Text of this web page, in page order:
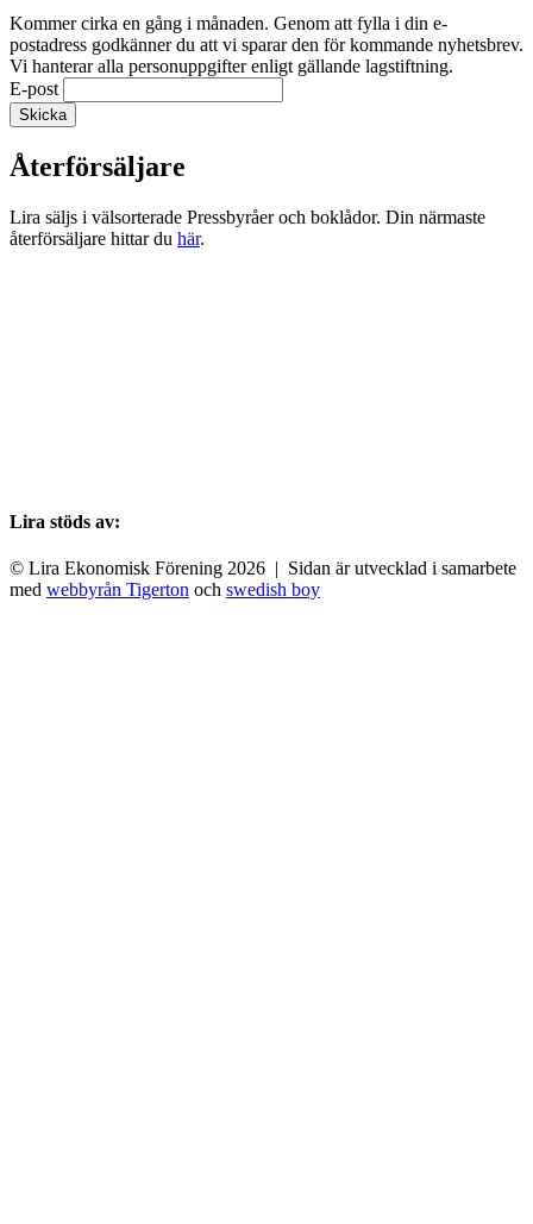
Kommer cirka en gång i månaden. Genom att fylla i din e-
postadress godkänner du att vi sparar den för kommande nyhetsbrev.
Vi hanterar alla personuppgifter enligt gällande lagstiftning.
E-post
Återförsäljare
Lira säljs i välsorterade Pressbyråer och boklådor. Din närmaste
återförsäljare hittar du här.
Lira stöds av:
© Lira Ekonomisk Förening 2026 | Sidan är utvecklad i samarbete
med webbyrån Tigerton och swedish boy